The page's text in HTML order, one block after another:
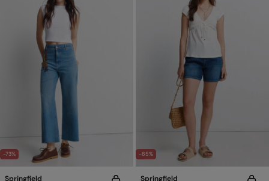
-73%
Springfield
-65%
Springfield